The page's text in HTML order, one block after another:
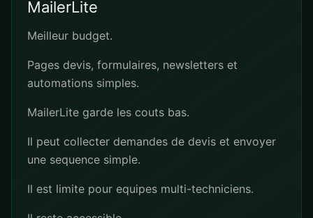
MailerLite
Meilleur budget.
Pages devis, formulaires, newsletters et
automations simples.
MailerLite garde les couts bas.
Il peut collecter demandes de devis et envoyer
une sequence simple.
Il est limite pour equipes multi-techniciens.